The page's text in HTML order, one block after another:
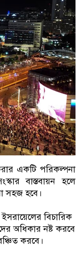
একটি পরিকল্পনা
বাস্তবায়ন হলে
সহজ হবে।
বিচারিক
অধিকার নষ্ট করবে
করবে।